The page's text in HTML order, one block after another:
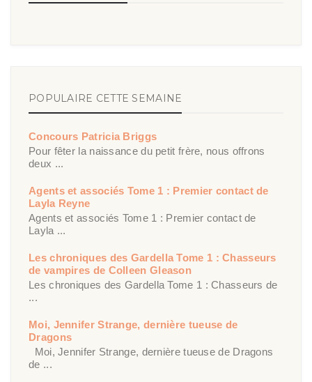
POPULAIRE CETTE SEMAINE
Concours Patricia Briggs
Pour fêter la naissance du petit frère, nous offrons
deux ...
Agents et associés Tome 1 : Premier contact de
Layla Reyne
Agents et associés Tome 1 : Premier contact de
Layla ...
Les chroniques des Gardella Tome 1 : Chasseurs
de vampires de Colleen Gleason
Les chroniques des Gardella Tome 1 : Chasseurs de
...
Moi, Jennifer Strange, dernière tueuse de
Dragons
Moi, Jennifer Strange, dernière tueuse de Dragons
de ...